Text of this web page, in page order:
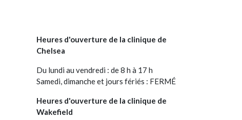
Heures d'ouverture de la clinique de
Chelsea
Du lundi au vendredi : de 8 h à 17 h
Samedi, dimanche et jours fériés : FERMÉ
Heures d'ouverture de la clinique de
Wakefield